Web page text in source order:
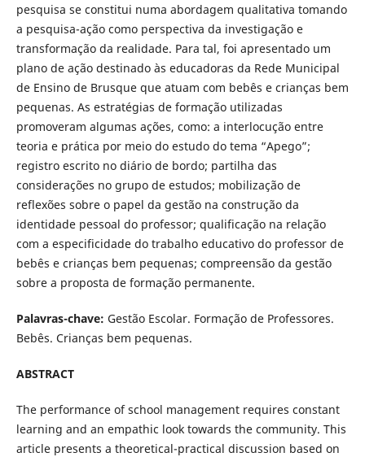
pesquisa se constitui numa abordagem qualitativa tomando
a pesquisa-ação como perspectiva da investigação e
transformação da realidade. Para tal, foi apresentado um
plano de ação destinado às educadoras da Rede Municipal
de Ensino de Brusque que atuam com bebês e crianças bem
pequenas. As estratégias de formação utilizadas
promoveram algumas ações, como: a interlocução entre
teoria e prática por meio do estudo do tema “Apego”;
registro escrito no diário de bordo; partilha das
considerações no grupo de estudos; mobilização de
reflexões sobre o papel da gestão na construção da
identidade pessoal do professor; qualificação na relação
com a especificidade do trabalho educativo do professor de
bebês e crianças bem pequenas; compreensão da gestão
sobre a proposta de formação permanente.
Palavras-chave: Gestão Escolar. Formação de Professores.
Bebês. Crianças bem pequenas.
ABSTRACT
The performance of school management requires constant
learning and an empathic look towards the community. This
article presents a theoretical-practical discussion based on